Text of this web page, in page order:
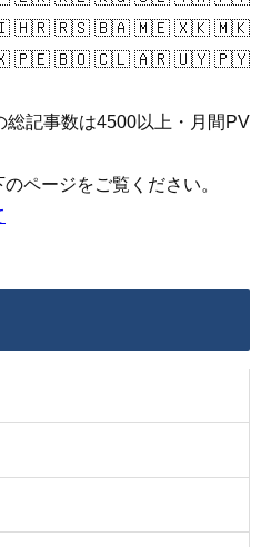
🇭🇷 🇷🇸 🇧🇦 🇲🇪 🇽🇰 🇲🇰
🇵🇪 🇧🇴 🇨🇱 🇦🇷 🇺🇾 🇵🇾
総記事数は4500以上・月間PV
ページをご覧ください。